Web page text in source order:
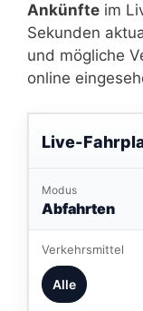
Ankünfte im
Sekunden
und mögliche
online
Live-
Modus
Abfahrten
Verkehrsmittel
Alle